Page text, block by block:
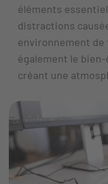
éléments
distractions
environnement
également le
créant une